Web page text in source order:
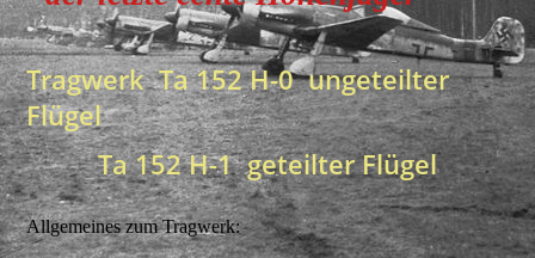
Tragwerk Ta 152 H-0 ungeteilter
Flügel
Ta 152 H-1 geteilter Flügel
Allgemeines zum Tragwerk: